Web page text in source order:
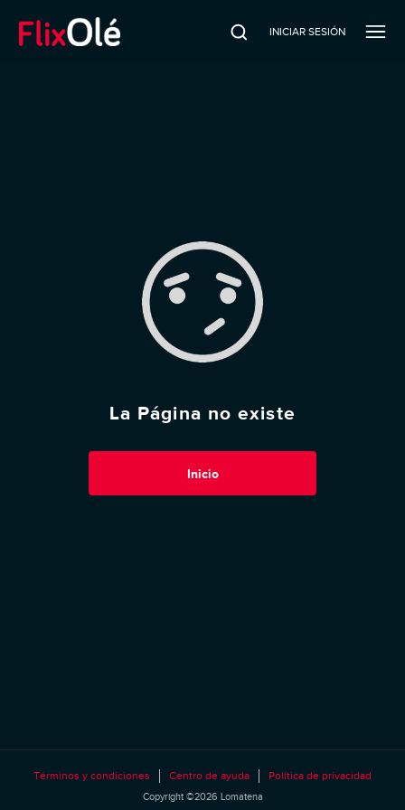
INICIAR SESIÓN
La Página no existe
Inicio
Términos y condiciones Centro de ayuda Política de privacidad
Copyright ©2026 Lomatena